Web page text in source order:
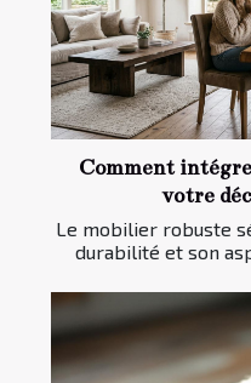
Comment
votre
Le mobilier robuste
durabilité et son